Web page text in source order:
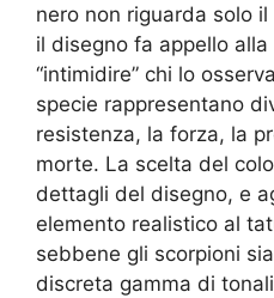
nero non riguarda solo
il disegno fa appello
“intimidire” chi lo
specie rappresentano
resistenza, la forza, la
morte. La scelta del
dettagli del disegno, e
elemento realistico al
sebbene gli scorpioni
discreta gamma di